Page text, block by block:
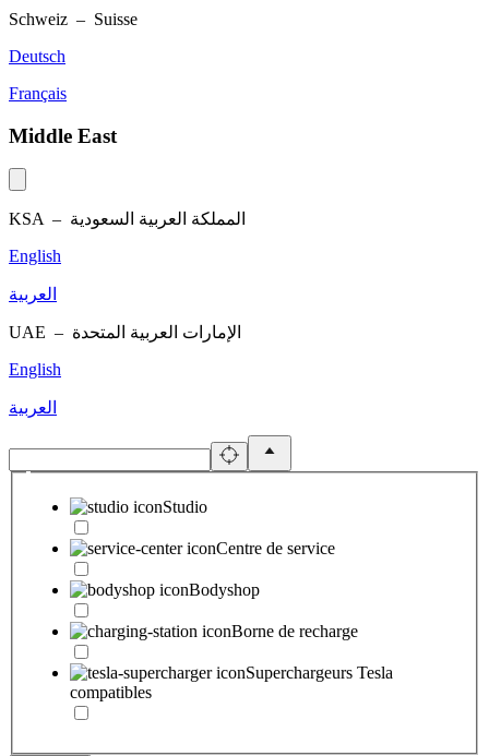
Schweiz – Suisse
Deutsch
Français
Middle East
KSA – المملكة العربية السعودية
English
العربية
UAE – الإمارات العربية المتحدة
English
العربية
Studio
Centre de service
Bodyshop
Borne de recharge
Superchargeurs Tesla
compatibles